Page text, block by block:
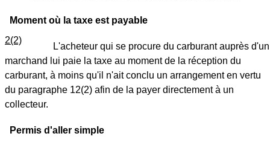
Moment où la taxe est payable
2(2)
L'acheteur qui se procure du carburant auprès d'un
marchand lui paie la taxe au moment de la réception du
carburant, à moins qu'il n'ait conclu un arrangement en vertu
du paragraphe 12(2) afin de la payer directement à un
collecteur.
Permis d'aller simple